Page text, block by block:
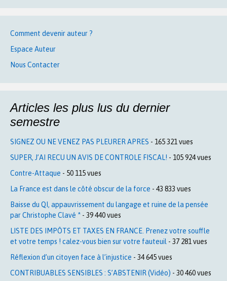
Comment devenir auteur ?
Espace Auteur
Nous Contacter
Articles les plus lus du dernier
semestre
SIGNEZ OU NE VENEZ PAS PLEURER APRES - 165 321 vues
SUPER, J’AI RECU UN AVIS DE CONTROLE FISCAL! - 105 924 vues
Contre-Attaque - 50 115 vues
La France est dans le côté obscur de la force - 43 833 vues
Baisse du QI, appauvrissement du langage et ruine de la pensée
par Christophe Clavé * - 39 440 vues
LISTE DES IMPÔTS ET TAXES EN FRANCE. Prenez votre souffle
et votre temps ! calez-vous bien sur votre fauteuil - 37 281 vues
Réflexion d’un citoyen face à l’injustice - 34 645 vues
CONTRIBUABLES SENSIBLES : S’ABSTENIR (Vidéo) - 30 460 vues